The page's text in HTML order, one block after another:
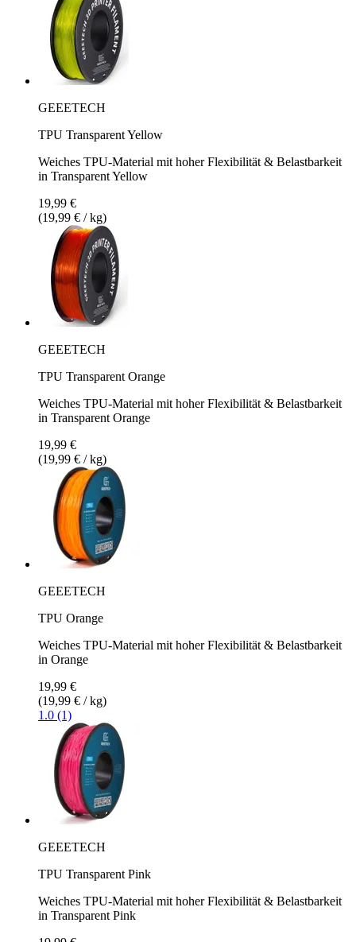
GEEETECH
TPU Transparent Yellow
Weiches TPU-Material mit hoher Flexibilität & Belastbarkeit
in Transparent Yellow
19,99 €
(19,99 € / kg)
GEEETECH
TPU Transparent Orange
Weiches TPU-Material mit hoher Flexibilität & Belastbarkeit
in Transparent Orange
19,99 €
(19,99 € / kg)
GEEETECH
TPU Orange
Weiches TPU-Material mit hoher Flexibilität & Belastbarkeit
in Orange
19,99 €
(19,99 € / kg)
1.0 (1)
GEEETECH
TPU Transparent Pink
Weiches TPU-Material mit hoher Flexibilität & Belastbarkeit
in Transparent Pink